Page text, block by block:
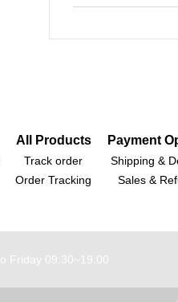
All Products
Track order
Order Tracking
Payment
Shipping &
Sales &
Friday 09:30~19:00